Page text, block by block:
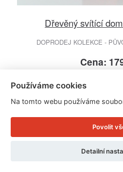
Dřevěný svítící
DOPRODEJ KOLEKCE -
Cena:
Doručíme do:
Používáme cookies
Na tomto webu používáme
Povolit
Detailní